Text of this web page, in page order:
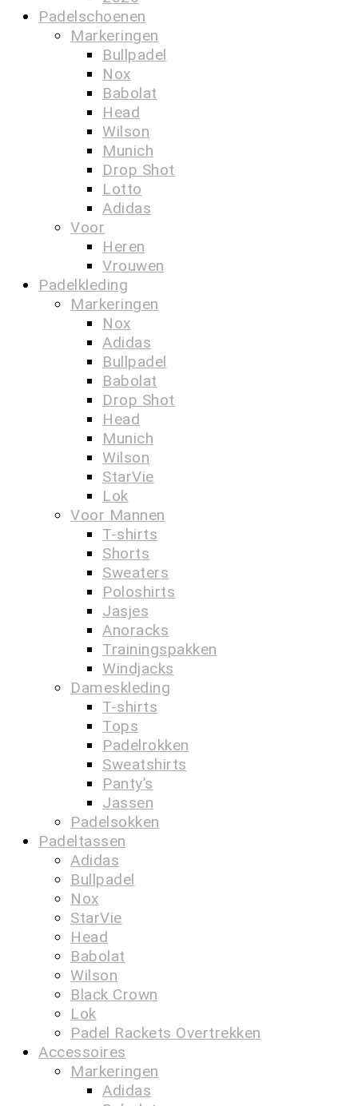
Padelschoenen
Markeringen
Bullpadel
Nox
Babolat
Head
Wilson
Munich
Drop Shot
Lotto
Adidas
Voor
Heren
Vrouwen
Padelkleding
Markeringen
Nox
Adidas
Bullpadel
Babolat
Drop Shot
Head
Munich
Wilson
StarVie
Lok
Voor Mannen
T-shirts
Shorts
Sweaters
Poloshirts
Jasjes
Anoracks
Trainingspakken
Windjacks
Dameskleding
T-shirts
Tops
Padelrokken
Sweatshirts
Panty’s
Jassen
Padelsokken
Padeltassen
Adidas
Bullpadel
Nox
StarVie
Head
Babolat
Wilson
Black Crown
Lok
Padel Rackets Overtrekken
Accessoires
Markeringen
Adidas